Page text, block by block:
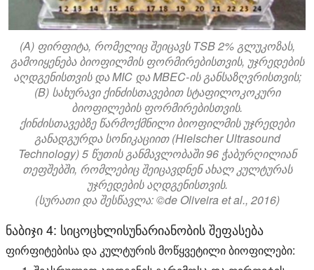
(A) ფირფიტა, რომელიც შეიცავს TSB 2% გლუკოზას,
გამოიყენება ბიოფილმის ფორმირებისთვის, უჯრედების
აღდგენისთვის და MIC და MBEC-ის განსაზღვრისთვის;
(B) სახურავი ქინძისთავებით სტაფილოკოკური
ბიოფილების ფორმირებისთვის.
ქინძისთავებზე წარმოქმნილი ბიოფილმის უჯრედები
განადგურდა სონიკაციით (Hielscher Ultrasound
Technology) 5 წუთის განმავლობაში 96 ჭაბურღილიან
თეფშებში, რომლებიც შეიცავდნენ ახალ კულტურას
უჯრედების აღდგენისთვის.
(სურათი და შესწავლა: ©de Oliveira et al., 2016)
ნაბიჯი 4: სიცოცხლისუნარიანობის შეფასება
ფირფიტებისა და კულტურის მოწყვეტილი ბიოფილები: